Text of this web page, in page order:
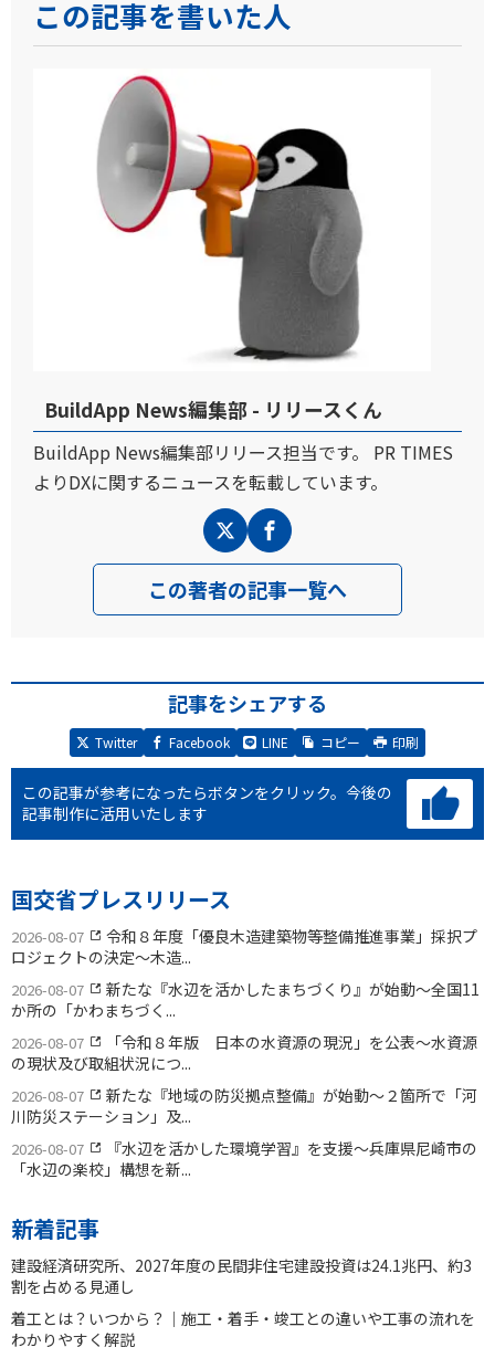
この記事を書いた人
BuildApp News編集部 - リリースくん
BuildApp News編集部リリース担当です。 PR TIMES
よりDXに関するニュースを転載しています。
この著者の記事一覧へ
記事をシェアする
Twitter Facebook LINE コピー 印刷
この記事が参考になったらボタンをクリック。 今後の
記事制作に活用いたします
国交省プレスリリース
2026-08-07
令和８年度「優良木造建築物等整備推進事業」採択プ
ロジェクトの決定〜木造...
2026-08-07
新たな『水辺を活かしたまちづくり』が始動〜全国11
か所の「かわまちづく...
2026-08-07
「令和８年版 日本の水資源の現況」を公表〜水資源
の現状及び取組状況につ...
2026-08-07
新たな『地域の防災拠点整備』が始動〜２箇所で「河
川防災ステーション」及...
2026-08-07
『水辺を活かした環境学習』を支援〜兵庫県尼崎市の
「水辺の楽校」構想を新...
新着記事
建設経済研究所、2027年度の民間非住宅建設投資は24.1兆円、約3
割を占める見通し
着工とは？いつから？｜施工・着手・竣工との違いや工事の流れを
わかりやすく解説